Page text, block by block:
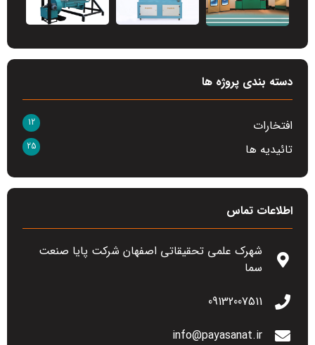
دسته بندی پروژه ها
افتخارات 12
تائیدیه ها 25
اطلاعات تماس
شهرک علمی تحقیقاتی اصفهان شرکت پایا صنعت
سما
09132007511
info@payasanat.ir